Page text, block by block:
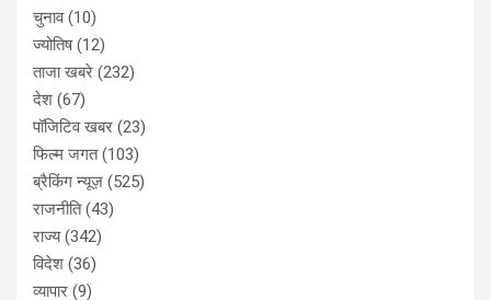
सचिव ने पुरस्कार व प्रमाण पत्र वितरित किए।
समापन समारोह के बाद डॉ कलाचंद सेन द्वारा ‘हिमालय में जियोहजार्ड्स और
प्रशंसनीय शमन’ पर एक विशेष तकनीकी व्याख्यान दिया गया। डॉ. सेन ने
हिमालयी क्षेत्र में केदारनाथ और चमोली आपदा जैसी हालिया विनाशकारी
घटनाओं से सीखे जाने वाले सबक पर चर्चा की। उन्होंने इन विनाशकारी
घटनाओं और हिमालय में प्राकृतिक आपदाओं से निपटने के तरीकों पर अपने
हालिया शोध को भी साझा किया। आयोजन सचिव प्रो. एम.ई.ए. मंडल ने
कार्यक्रम का संचालन किया, जबकि कार्यक्रम के संयोजक प्रो राशिद उमर
ने धन्यवाद ज्ञापन किया।